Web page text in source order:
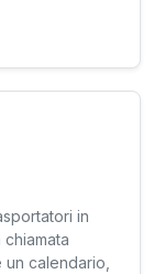
in
un calendario,